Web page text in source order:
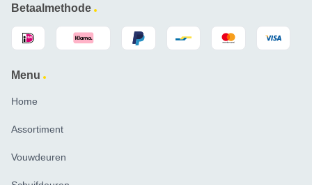
Betaalmethode
Menu
Home
Assortiment
Vouwdeuren